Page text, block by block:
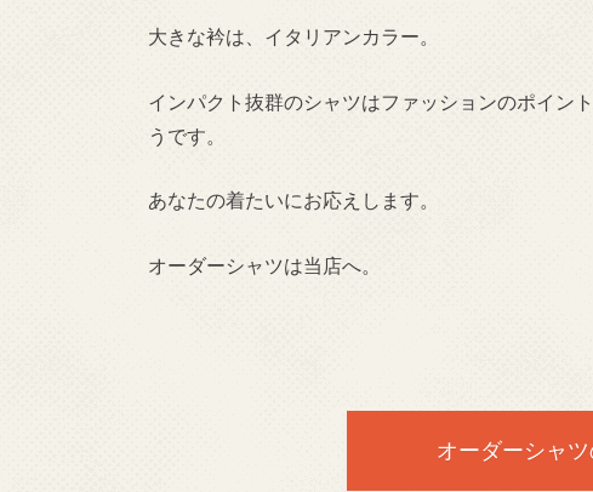
大きな衿は、イタリアンカラー。
インパクト抜群のシャツはファッションのポイン
うです。
あなたの着たいにお応えします。
オーダーシャツは当店へ。
オーダーシャ